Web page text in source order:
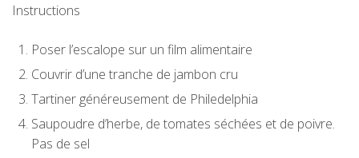
Instructions
Poser l’escalope sur un film alimentaire
Couvrir d’une tranche de jambon cru
Tartiner généreusement de Philedelphia
Saupoudre d’herbe, de tomates séchées et de poivre.
Pas de sel